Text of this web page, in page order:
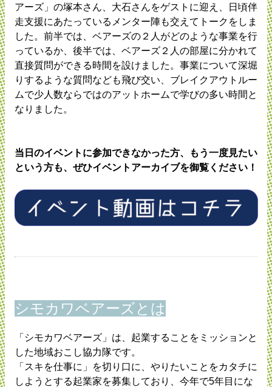
アーズ」の塚本さん、大石さんをゲストに迎え、日頃伴
走支援にあたっているメンター陣も交えてトークをしま
した。前半では、ベアーズの２人がどのような事業を行
っているか、後半では、ベアーズ２人の部屋に分かれて
直接質問ができる時間を設けました。事業について深堀
りするような質問なども飛び交い、ブレイクアウトルー
ムで少人数ならではのアットホームで学びの多い時間と
なりました。
当日のイベントに参加できなかった方、もう一度見たい
という方も、ぜひイベントアーカイブを御覧ください！
シモカワベアーズとは
「シモカワベアーズ」は、起業することをミッションと
した地域おこし協力隊です。
「スキを仕事に」を切り口に、やりたいことをカタチに
しようとする起業家を募集しており、今年で5年目にな